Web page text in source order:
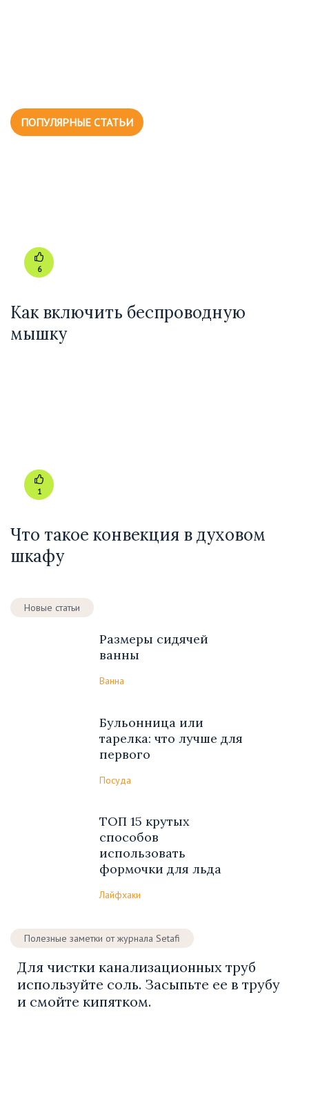
ПОПУЛЯРНЫЕ СТАТЬИ
6
Как включить беспроводную
мышку
1
Что такое конвекция в духовом
шкафу
Новые статьи
Размеры сидячей
ванны
Ванна
Бульонница или
тарелка: что лучше для
первого
Посуда
ТОП 15 крутых
способов
использовать
формочки для льда
Лайфхаки
Полезные заметки от журнала Setafi